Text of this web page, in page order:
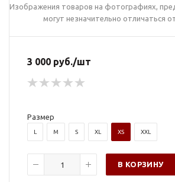
Изображения товаров на фотографиях,
могут незначительно отличаться
3 000 руб./шт
Размер
L M S XL XS XXL
В КОРЗИНУ